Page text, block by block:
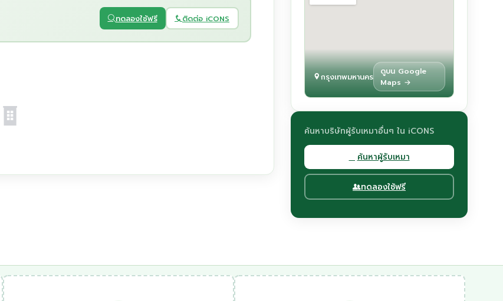
ทดลองใช้ฟรี ติดต่อ iCONS
กรุงเทพมหานคร
ดูบน Google
Maps →
ค้นหาบริษัทผู้รับเหมาอื่นๆ ใน iCONS
ค้นหาผู้รับเหมา
ทดลองใช้ฟรี